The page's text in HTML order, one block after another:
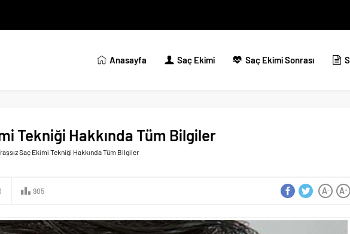
Anasayfa Saç Ekimi Saç Ekimi Sonrası
Tekniği Hakkında Tüm Bilgiler
Saç Ekimi Tekniği Hakkında Tüm Bilgiler
905 A+
A-